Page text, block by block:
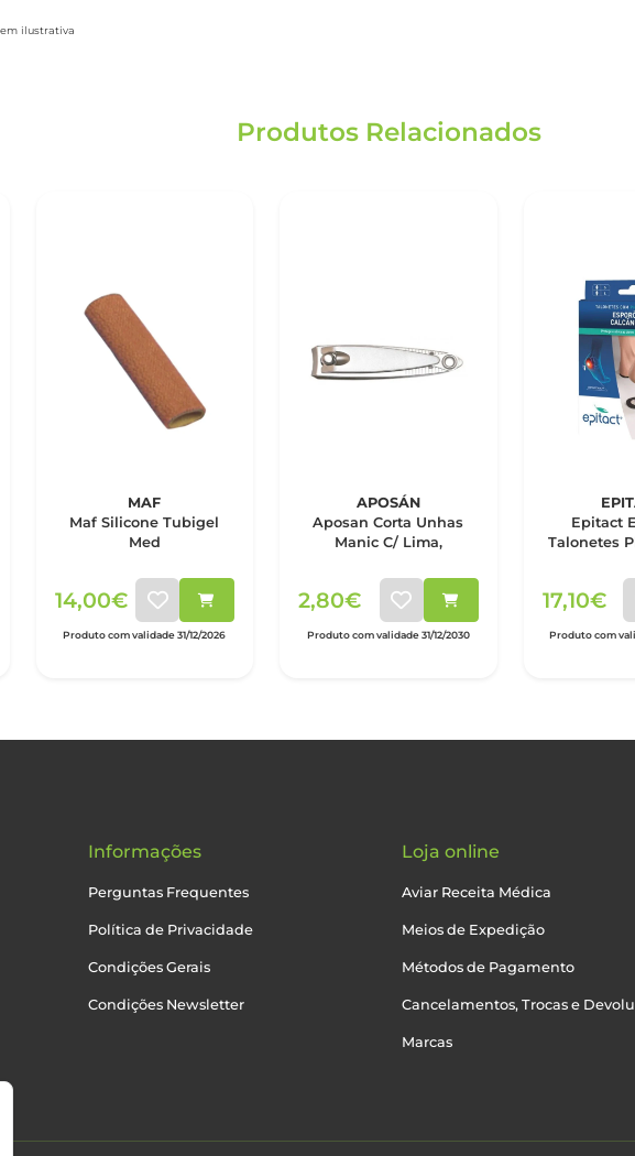
ilustrativa
Produtos Relacionados
MAF
Maf Silicone Tubigel
Med
14,00€
Produto com validade 31/12/2026
APOSÁN
Aposan Corta Unhas
Manic C/ Lima,
2,80€
Produto com validade 31/12/2030
Epitact
Talonetes
17,10€
Produto com
Informações
Perguntas Frequentes
Política de Privacidade
Condições Gerais
Condições Newsletter
Loja online
Aviar Receita Médica
Meios de Expedição
Métodos de Pagamento
Cancelamentos, Trocas e
Marcas